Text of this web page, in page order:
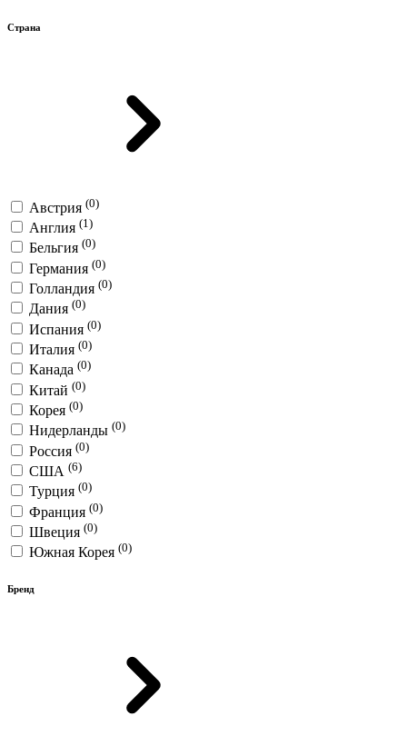
Страна
Австрия (0)
Англия (1)
Бельгия (0)
Германия (0)
Голландия (0)
Дания (0)
Испания (0)
Италия (0)
Канада (0)
Китай (0)
Корея (0)
Нидерланды (0)
Россия (0)
США (6)
Турция (0)
Франция (0)
Швеция (0)
Южная Корея (0)
Бренд